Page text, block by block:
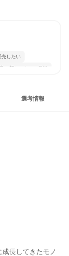
売したい
常に新しいものに挑戦
選考情報
長してきたモノ